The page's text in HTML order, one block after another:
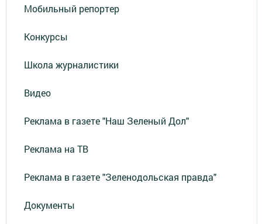
Мобильный репортер
Конкурсы
Школа журналистики
Видео
Реклама в газете "Наш Зеленый Дол"
Реклама на ТВ
Реклама в газете "Зеленодольская правда"
Документы